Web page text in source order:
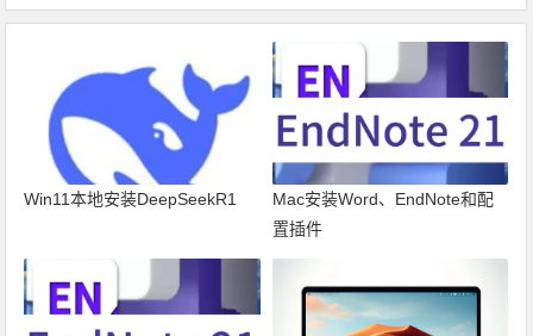
Win11本地安装DeepSeekR1
Mac安装Word、EndNote和配
置插件